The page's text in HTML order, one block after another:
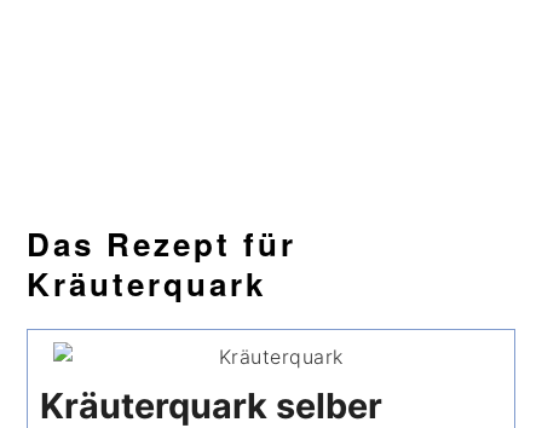
Das Rezept für
Kräuterquark
Kräuterquark selber